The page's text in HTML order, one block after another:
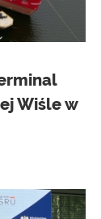
Wiśle w